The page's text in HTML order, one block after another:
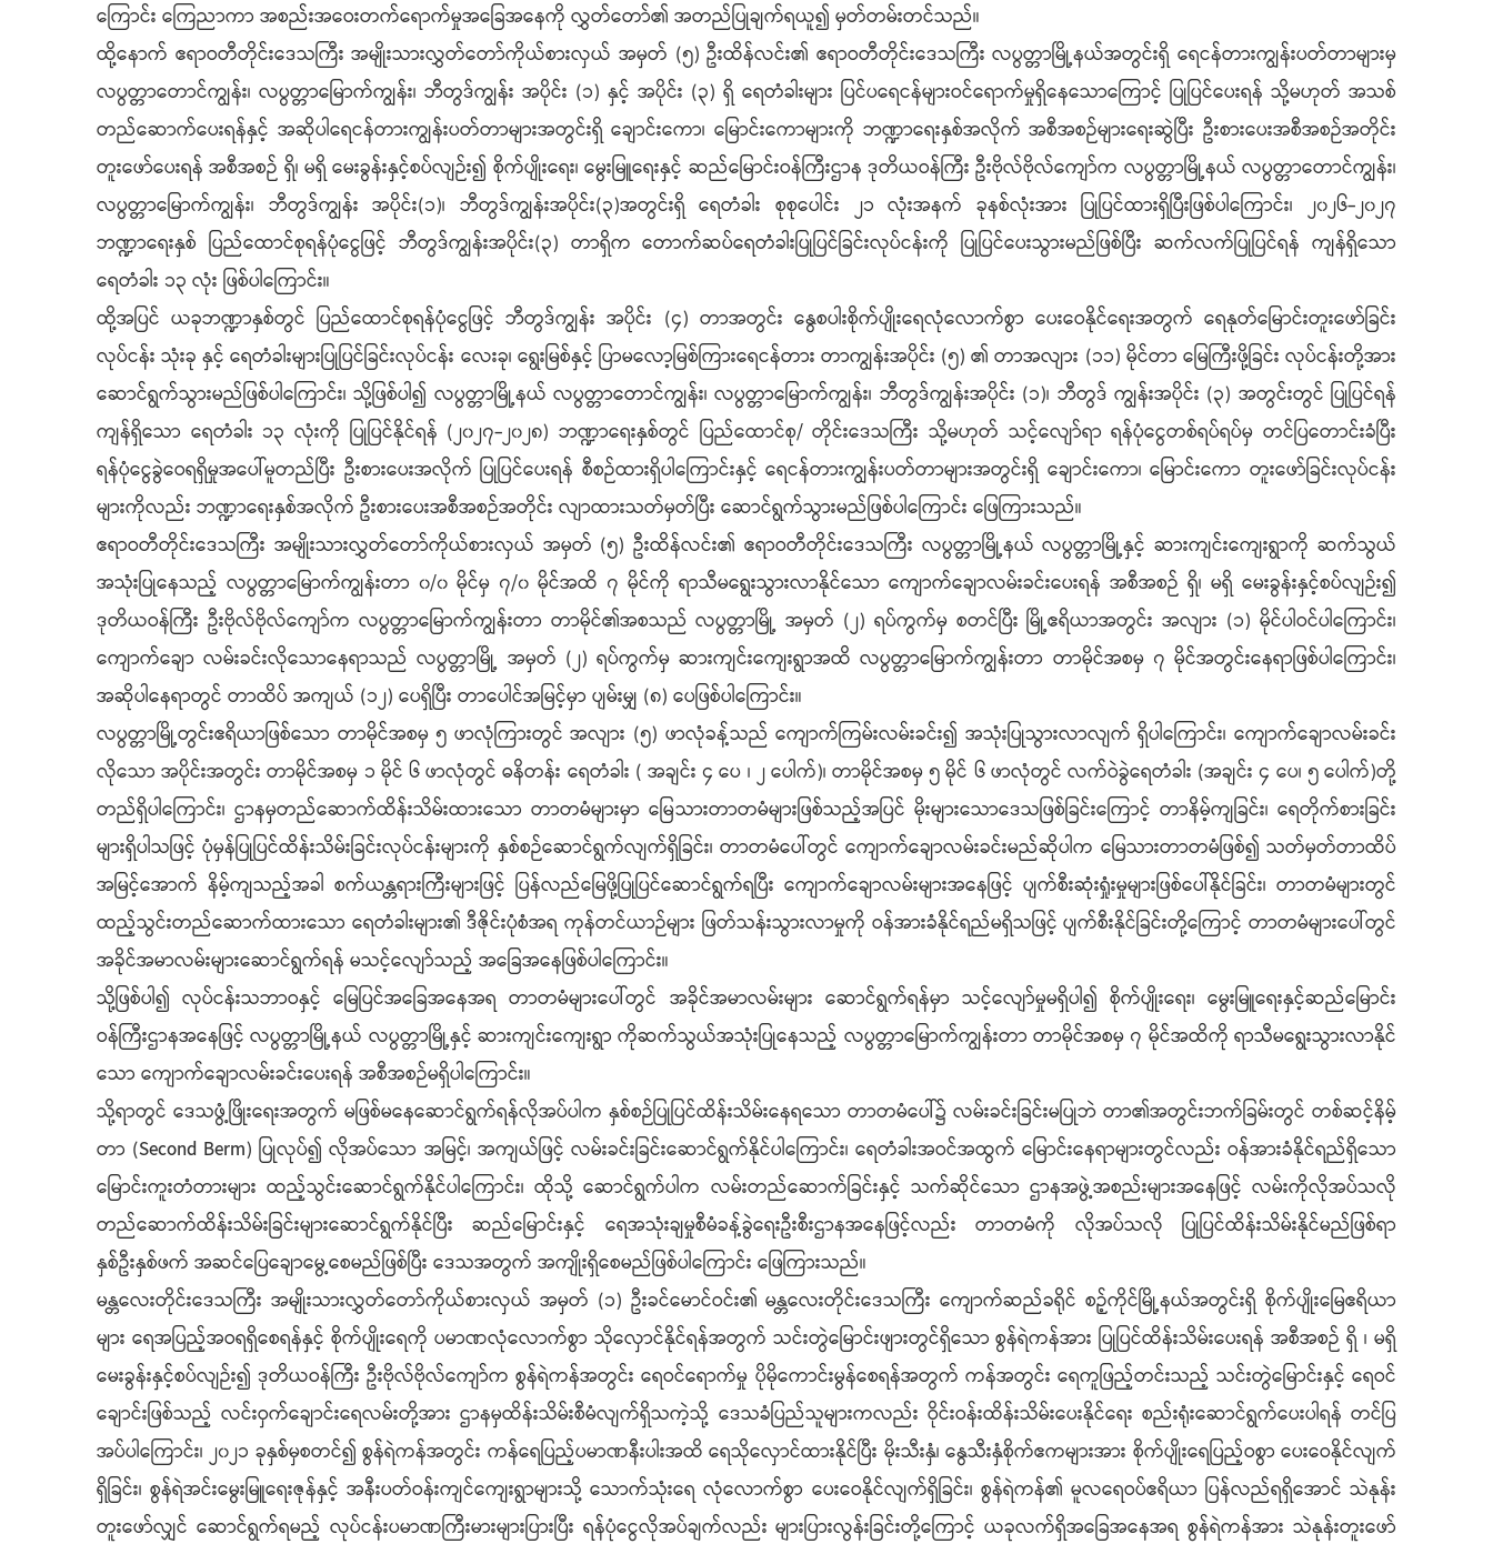
ကြောင်း ကြေညာကာ အစည်းအဝေးတက်ရောက်မှုအခြေအနေကို လွှတ်တော်၏ အတည်ပြုချက်ရယူ၍ မှတ်တမ်းတင်သည်။
ထို့နောက် ဧရာဝတီတိုင်းဒေသကြီး အမျိုးသားလွှတ်တော်ကိုယ်စားလှယ် အမှတ် (၅) ဦးထိန်လင်း၏ ဧရာဝတီတိုင်းဒေသကြီး လပွတ္တာမြို့နယ်အတွင်းရှိ ရေငန်တားကျွန်းပတ်တာများမှ
လပွတ္တာတောင်ကျွန်း၊ လပွတ္တာမြောက်ကျွန်း၊ ဘီတွဒ်ကျွန်း အပိုင်း (၁) နှင့် အပိုင်း (၃) ရှိ ရေတံခါးများ ပြင်ပရေငန်များဝင်ရောက်မှုရှိနေသောကြောင့် ပြုပြင်ပေးရန် သို့မဟုတ် အသစ်
တည်ဆောက်ပေးရန်နှင့် အဆိုပါရေငန်တားကျွန်းပတ်တာများအတွင်းရှိ ချောင်းကော၊ မြောင်းကောများကို ဘဏ္ဍာရေးနှစ်အလိုက် အစီအစဉ်များရေးဆွဲပြီး ဦးစားပေးအစီအစဉ်အတိုင်း
တူးဖော်ပေးရန် အစီအစဉ် ရှိ၊ မရှိ မေးခွန်းနှင့်စပ်လျဉ်း၍ စိုက်ပျိုးရေး၊ မွေးမြူရေးနှင့် ဆည်မြောင်းဝန်ကြီးဌာန ဒုတိယဝန်ကြီး ဦးဗိုလ်ဗိုလ်ကျော်က လပွတ္တာမြို့နယ် လပွတ္တာတောင်ကျွန်း၊
လပွတ္တာမြောက်ကျွန်း၊ ဘီတွဒ်ကျွန်း အပိုင်း(၁)၊ ဘီတွဒ်ကျွန်းအပိုင်း(၃)အတွင်းရှိ ရေတံခါး စုစုပေါင်း ၂၁ လုံးအနက် ခုနစ်လုံးအား ပြုပြင်ထားရှိပြီးဖြစ်ပါကြောင်း၊ ၂၀၂၆-၂၀၂၇
ဘဏ္ဍာရေးနှစ် ပြည်ထောင်စုရန်ပုံငွေဖြင့် ဘီတွဒ်ကျွန်းအပိုင်း(၃) တာရှိက တောက်ဆပ်ရေတံခါးပြုပြင်ခြင်းလုပ်ငန်းကို ပြုပြင်ပေးသွားမည်ဖြစ်ပြီး ဆက်လက်ပြုပြင်ရန် ကျန်ရှိသော
ရေတံခါး ၁၃ လုံး ဖြစ်ပါကြောင်း။
ထို့အပြင် ယခုဘဏ္ဍာနှစ်တွင် ပြည်ထောင်စုရန်ပုံငွေဖြင့် ဘီတွဒ်ကျွန်း အပိုင်း (၄) တာအတွင်း နွေစပါးစိုက်ပျိုးရေလုံလောက်စွာ ပေးဝေနိုင်ရေးအတွက် ရေနုတ်မြောင်းတူးဖော်ခြင်း
လုပ်ငန်း သုံးခု နှင့် ရေတံခါးများပြုပြင်ခြင်းလုပ်ငန်း လေးခု၊ ရွေးမြစ်နှင့် ပြာမ‌လော့မြစ်ကြားရေငန်တား တာကျွန်းအပိုင်း (၅) ၏ တာအလျား (၁၁) မိုင်တာ မြေကြီးဖို့ခြင်း လုပ်ငန်းတို့အား
ဆောင်ရွက်သွားမည်ဖြစ်ပါကြောင်း၊ သို့ဖြစ်ပါ၍ လပွတ္တာမြို့နယ် လပွတ္တာတောင်ကျွန်း၊ လပွတ္တာမြောက်ကျွန်း၊ ဘီတွဒ်ကျွန်းအပိုင်း (၁)၊ ဘီတွဒ် ကျွန်းအပိုင်း (၃) အတွင်းတွင် ပြုပြင်ရန်
ကျန်ရှိသော ရေတံခါး ၁၃ လုံးကို ပြုပြင်နိုင်ရန် (၂၀၂၇-၂၀၂၈) ဘဏ္ဍာရေးနှစ်တွင် ပြည်ထောင်စု/ တိုင်းဒေသကြီး သို့မဟုတ် သင့်လျော်ရာ ရန်ပုံငွေတစ်ရပ်ရပ်မှ တင်ပြတောင်းခံပြီး
ရန်ပုံငွေခွဲဝေရရှိမှုအပေါ်မူတည်ပြီး ဦးစားပေးအလိုက် ပြုပြင်ပေးရန် စီစဉ်ထားရှိပါကြောင်းနှင့် ရေငန်တားကျွန်းပတ်တာများအတွင်းရှိ ချောင်းကော၊ မြောင်းကော တူးဖော်ခြင်းလုပ်ငန်း
များကိုလည်း ဘဏ္ဍာရေးနှစ်အလိုက် ဦးစားပေးအစီအစဉ်အတိုင်း လျာထားသတ်မှတ်ပြီး ဆောင်ရွက်သွားမည်ဖြစ်ပါကြောင်း ဖြေကြားသည်။
ဧရာဝတီတိုင်းဒေသကြီး အမျိုးသားလွှတ်တော်ကိုယ်စားလှယ် အမှတ် (၅) ဦးထိန်လင်း၏ ဧရာဝတီတိုင်းဒေသကြီး လပွတ္တာမြို့နယ် လပွတ္တာမြို့နှင့် ဆားကျင်းကျေးရွာကို ဆက်သွယ်
အသုံးပြုနေသည့် လပွတ္တာမြောက်ကျွန်းတာ ၀/၀ မိုင်မှ ၇/၀ မိုင်အထိ ၇ မိုင်ကို ရာသီမရွေးသွားလာနိုင်သော ကျောက်ချောလမ်းခင်းပေးရန် အစီအစဉ် ရှိ၊ မရှိ မေးခွန်းနှင့်စပ်လျဉ်း၍
ဒုတိယဝန်ကြီး ဦးဗိုလ်ဗိုလ်ကျော်က လပွတ္တာမြောက်ကျွန်းတာ တာမိုင်၏အစသည် လပွတ္တာမြို့ အမှတ် (၂) ရပ်ကွက်မှ စတင်ပြီး မြို့ဧရိယာအတွင်း အလျား (၁) မိုင်ပါဝင်ပါကြောင်း၊
ကျောက်ချော လမ်းခင်းလိုသောနေရာသည် လပွတ္တာမြို့ အမှတ် (၂) ရပ်ကွက်မှ ဆားကျင်းကျေးရွာအထိ လပွတ္တာမြောက်ကျွန်းတာ တာမိုင်အစမှ ၇ မိုင်အတွင်းနေရာဖြစ်ပါကြောင်း၊
အဆိုပါနေရာတွင် တာထိပ် အကျယ် (၁၂) ပေရှိပြီး တာပေါင်အမြင့်မှာ ပျမ်းမျှ (၈) ပေဖြစ်ပါကြောင်း။
လပွတ္တာမြို့တွင်းဧရိယာဖြစ်သော တာမိုင်အစမှ ၅ ဖာလုံကြားတွင် အလျား (၅) ဖာလုံခန့်သည် ကျောက်ကြမ်းလမ်းခင်း၍ အသုံးပြုသွားလာလျက် ရှိပါကြောင်း၊ ကျောက်ချောလမ်းခင်း
လိုသော အပိုင်းအတွင်း တာမိုင်အစမှ ၁ မိုင် ၆ ဖာလုံတွင် ဓနိတန်း ရေတံခါး ( အချင်း ၄ ပေ ၊ ၂ ပေါက်)၊ တာမိုင်အစမှ ၅ မိုင် ၆ ဖာလုံတွင် လက်ဝဲခွဲရေတံခါး (အချင်း ၄ ပေ၊ ၅ ပေါက်)တို့
တည်ရှိပါကြောင်း၊ ဌာနမှတည်ဆောက်ထိန်းသိမ်းထားသော တာတမံများမှာ မြေသားတာတမံများဖြစ်သည့်အပြင် မိုးများသောဒေသဖြစ်ခြင်းကြောင့် တာနိမ့်ကျခြင်း၊ ရေတိုက်စားခြင်း
များရှိပါသဖြင့် ပုံမှန်ပြုပြင်ထိန်းသိမ်းခြင်းလုပ်ငန်းများကို နှစ်စဉ်ဆောင်ရွက်လျက်ရှိခြင်း၊ တာတမံပေါ်တွင် ကျောက်ချောလမ်းခင်းမည်ဆိုပါက မြေသားတာတမံဖြစ်၍ သတ်မှတ်တာထိပ်
အမြင့်အောက် နိမ့်ကျသည့်အခါ စက်ယန္တရားကြီးများဖြင့် ပြန်လည်မြေဖို့ပြုပြင်ဆောင်ရွက်ရပြီး ကျောက်ချောလမ်းများအနေဖြင့် ပျက်စီးဆုံးရှုံးမှုများဖြစ်ပေါ်နိုင်ခြင်း၊ တာတမံများတွင်
ထည့်သွင်းတည်ဆောက်ထားသော ရေတံခါးများ၏ ဒီဇိုင်းပုံစံအရ ကုန်တင်ယာဉ်များ ဖြတ်သန်းသွားလာမှုကို ဝန်အားခံနိုင်ရည်မရှိသဖြင့် ပျက်စီးနိုင်ခြင်းတို့ကြောင့် တာတမံများပေါ်တွင်
အခိုင်အမာလမ်းများဆောင်ရွက်ရန် မသင့်လျော်သည့် အခြေအနေဖြစ်ပါကြောင်း။
သို့ဖြစ်ပါ၍ လုပ်ငန်းသဘာဝနှင့် မြေပြင်အခြေအနေအရ တာတမံများပေါ်တွင် အခိုင်အမာလမ်းများ ဆောင်ရွက်ရန်မှာ သင့်လျော်မှုမရှိပါ၍ စိုက်ပျိုးရေး၊ မွေးမြူရေးနှင့်ဆည်မြောင်း
ဝန်ကြီးဌာနအနေဖြင့် လပွတ္တာမြို့နယ် လပွတ္တာမြို့နှင့် ဆားကျင်းကျေးရွာ ကိုဆက်သွယ်အသုံးပြုနေသည့် လပွတ္တာမြောက်ကျွန်းတာ တာမိုင်အစမှ ၇ မိုင်အထိကို ရာသီမရွေးသွားလာနိုင်
သော ကျောက်ချောလမ်းခင်းပေးရန် အစီအစဉ်မရှိပါကြောင်း။
သို့ရာတွင် ဒေသဖွံ့ဖြိုးရေးအတွက် မဖြစ်မနေဆောင်ရွက်ရန်လိုအပ်ပါက နှစ်စဉ်ပြုပြင်ထိန်းသိမ်းနေရသော တာတမံပေါ်၌ လမ်းခင်းခြင်းမပြုဘဲ တာ၏အတွင်းဘက်ခြမ်းတွင် တစ်ဆင့်နိမ့်
တာ (Second Berm) ပြုလုပ်၍ လိုအပ်သော အမြင့်၊ အကျယ်ဖြင့် လမ်းခင်းခြင်းဆောင်ရွက်နိုင်ပါကြောင်း၊ ရေတံခါးအဝင်အထွက် မြောင်းနေရာများတွင်လည်း ဝန်အားခံနိုင်ရည်ရှိသော
မြောင်းကူးတံတားများ ထည့်သွင်းဆောင်ရွက်နိုင်ပါကြောင်း၊ ထိုသို့ ဆောင်ရွက်ပါက လမ်းတည်ဆောက်ခြင်းနှင့် သက်ဆိုင်သော ဌာနအဖွဲ့အစည်းများအနေဖြင့် လမ်းကိုလိုအပ်သလို
တည်ဆောက်ထိန်းသိမ်းခြင်းများဆောင်ရွက်နိုင်ပြီး ဆည်မြောင်းနှင့် ရေအသုံးချမှုစီမံခန့်ခွဲရေးဦးစီးဌာနအနေဖြင့်လည်း တာတမံကို လိုအပ်သလို ပြုပြင်ထိန်းသိမ်းနိုင်မည်ဖြစ်ရာ
နှစ်ဦးနှစ်ဖက် အဆင်ပြေချောမွေ့စေမည်ဖြစ်ပြီး ဒေသအတွက် အကျိုးရှိစေမည်ဖြစ်ပါကြောင်း ဖြေကြားသည်။
မန္တလေးတိုင်းဒေသကြီး အမျိုးသားလွှတ်တော်ကိုယ်စားလှယ် အမှတ် (၁) ဦးခင်မောင်ဝင်း၏ မန္တလေးတိုင်းဒေသကြီး ကျောက်ဆည်ခရိုင် စဉ့်ကိုင်မြို့နယ်အတွင်းရှိ စိုက်ပျိုးမြေဧရိယာ
များ ရေအပြည့်အဝရရှိစေရန်နှင့် စိုက်ပျိုးရေကို ပမာဏလုံလောက်စွာ သိုလှောင်နိုင်ရန်အတွက် သင်းတွဲမြောင်းဖျားတွင်ရှိသော စွန်ရဲကန်အား ပြုပြင်ထိန်းသိမ်းပေးရန် အစီအစဉ် ရှိ ၊ မရှိ
မေးခွန်းနှင့်စပ်လျဉ်း၍ ဒုတိယဝန်ကြီး ဦးဗိုလ်ဗိုလ်ကျော်က စွန်ရဲကန်အတွင်း ရေဝင်ရောက်မှု ပိုမိုကောင်းမွန်စေရန်အတွက် ကန်အတွင်း ရေကူဖြည့်တင်းသည့် သင်းတွဲမြောင်းနှင့် ရေဝင်
ချောင်းဖြစ်သည့် လင်းဝှက်ချောင်းရေလမ်းတို့အား ဌာနမှထိန်းသိမ်းစီမံလျက်ရှိသကဲ့သို့ ဒေသခံပြည်သူများကလည်း ဝိုင်းဝန်းထိန်းသိမ်းပေးနိုင်ရေး စည်းရုံးဆောင်ရွက်ပေးပါရန် တင်ပြ
အပ်ပါကြောင်း၊ ၂၀၂၁ ခုနှစ်မှစတင်၍ စွန်ရဲကန်အတွင်း ကန်ရေပြည့်ပမာဏနီးပါးအထိ ရေသိုလှောင်ထားနိုင်ပြီး မိုးသီးနှံ၊ နွေသီးနှံစိုက်ဧကများအား စိုက်ပျိုးရေပြည့်ဝစွာ ပေးဝေနိုင်လျက်
ရှိခြင်း၊ စွန်ရဲအင်းမွေးမြူရေးဇုန်နှင့် အနီးပတ်ဝန်းကျင်ကျေးရွာများသို့ သောက်သုံးရေ လုံလောက်စွာ ပေးဝေနိုင်လျက်ရှိခြင်း၊ စွန်ရဲကန်၏ မူလရေဝပ်ဧရိယာ ပြန်လည်ရရှိအောင် သဲနုန်း
တူးဖော်လျှင် ဆောင်ရွက်ရမည့် လုပ်ငန်းပမာဏကြီးမားများပြားပြီး ရန်ပုံငွေလိုအပ်ချက်လည်း များပြားလွန်းခြင်းတို့ကြောင့် ယခုလက်ရှိအခြေအနေအရ စွန်ရဲကန်အား သဲနုန်းတူးဖော်